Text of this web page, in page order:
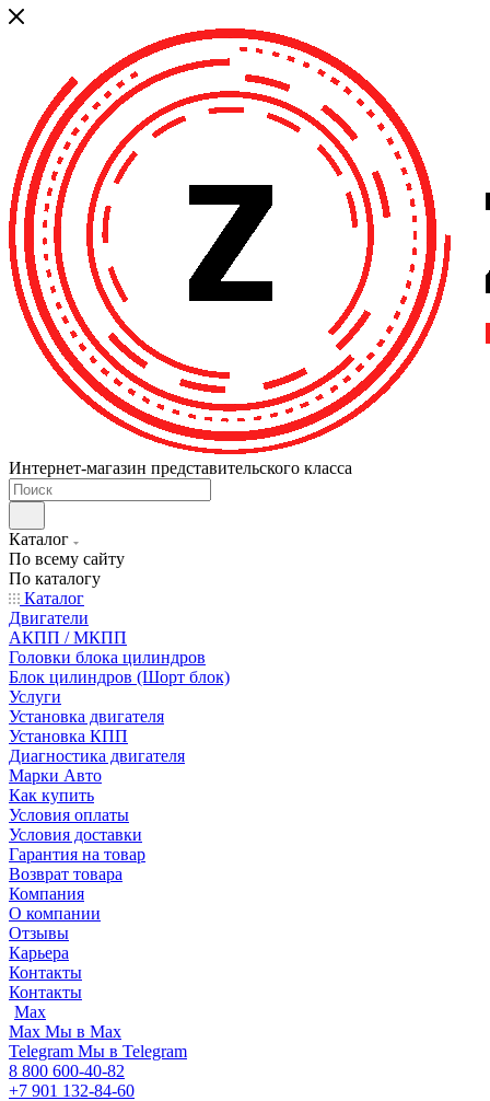
Интернет-магазин представительского класса
Каталог
По всему сайту
По каталогу
Каталог
Двигатели
АКПП / МКПП
Головки блока цилиндров
Блок цилиндров (Шорт блок)
Услуги
Установка двигателя
Установка КПП
Диагностика двигателя
Марки Авто
Как купить
Условия оплаты
Условия доставки
Гарантия на товар
Возврат товара
Компания
О компании
Отзывы
Карьера
Контакты
Контакты
Max
Max Мы в Max
Telegram Мы в Telegram
8 800 600-40-82
+7 901 132-84-60